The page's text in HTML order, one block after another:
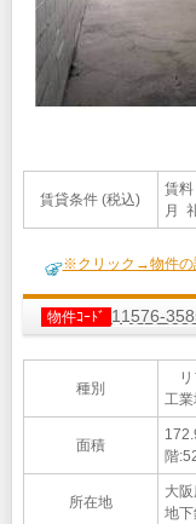
賃貸条件 (税込)
賃
月
※クリック→物件の
物件ｺｰﾄﾞ 11576-
種別
リ
工
面積
階
所在地
大
地